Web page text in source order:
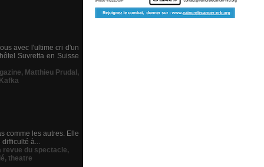
avec l'ultime cri d'un
Suvretta en Suisse
, Matthieu Prudal ,
comme les autres. Elle
à...
revue du spectacle,
, theatre